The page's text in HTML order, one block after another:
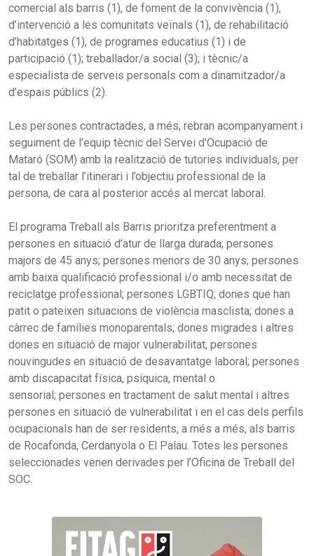
comercial als barris (1), de foment de la convivència (1),
d’intervenció a les comunitats veïnals (1), de rehabilitació
d’habitatges (1), de programes educatius (1) i de
participació (1); treballador/a social (3); i tècnic/a
especialista de serveis personals com a dinamitzador/a
d’espais públics (2).
Les persones contractades, a més, rebran acompanyament i
seguiment de l’equip tècnic del Servei d’Ocupació de
Mataró (SOM) amb la realització de tutories individuals, per
tal de treballar l’itinerari i l’objectiu professional de la
persona, de cara al posterior accés al mercat laboral.
El programa Treball als Barris prioritza preferentment a
persones en situació d’atur de llarga durada; persones
majors de 45 anys; persones menors de 30 anys; persones
amb baixa qualificació professional i/o amb necessitat de
reciclatge professional; persones LGBTIQ; dones que han
patit o pateixen situacions de violència masclista; dones a
càrrec de famílies monoparentals; dones migrades i altres
dones en situació de major vulnerabilitat; persones
nouvingudes en situació de desavantatge laboral; persones
amb discapacitat física, psíquica, mental o
sensorial; persones en tractament de salut mental i altres
persones en situació de vulnerabilitat i en el cas dels perfils
ocupacionals han de ser residents, a més a més, als barris
de Rocafonda, Cerdanyola o El Palau. Totes les persones
seleccionades venen derivades per l’Oficina de Treball del
SOC.